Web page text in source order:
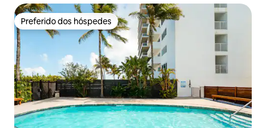
Preferido dos hóspedes
Preferido dos hóspedes